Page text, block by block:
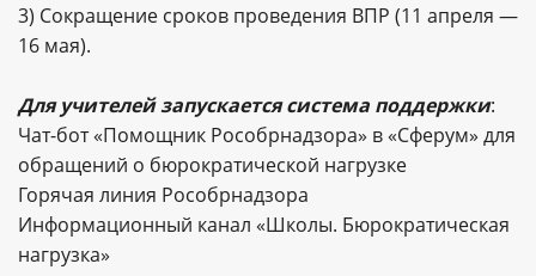
3) Сокращение сроков проведения ВПР (11 апреля —
16 мая).
Для учителей запускается система поддержки:
Чат-бот «Помощник Рособрнадзора» в «Сферум» для
обращений о бюрократической нагрузке
Горячая линия Рособрнадзора
Информационный канал «Школы. Бюрократическая
нагрузка»